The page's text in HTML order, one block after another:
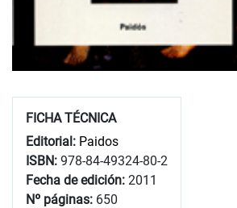
FICHA TÉCNICA
Editorial: Paidos
ISBN: 978-84-49324-80-2
Fecha de edición: 2011
Nº páginas: 650